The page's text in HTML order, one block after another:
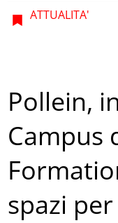
ATTUALITA'
Pollein,
Campus
spazi